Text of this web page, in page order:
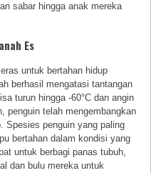
sabar hingga anak mereka
Es
untuk bertahan hidup
berhasil mengatasi tantangan
turun hingga -60°C dan angin
penguin telah mengembangkan
Spesies penguin yang paling
bertahan dalam kondisi yang
untuk berbagi panas tubuh,
dan bulu mereka untuk